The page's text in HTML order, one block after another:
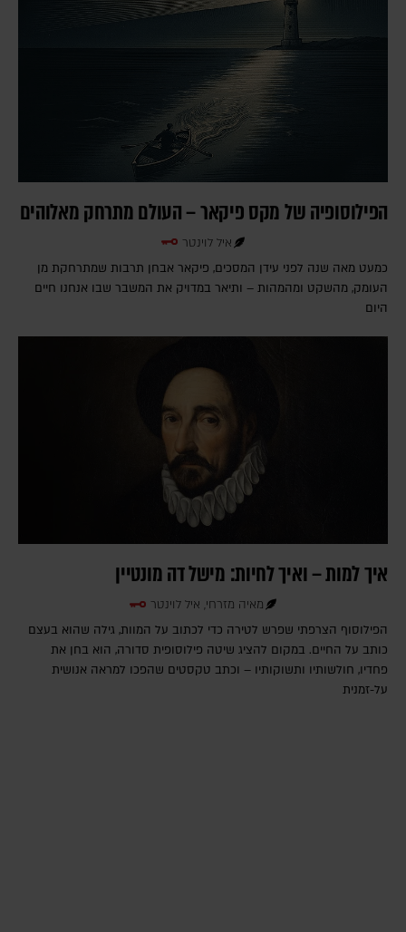
הפילוסופיה של מקס פיקאר – העולם מתרחק מאלוהים
איל לוינטר
כמעט מאה שנה לפני עידן המסכים, פיקאר אבחן תרבות שמתרחקת מן
העומק, מהשקט ומהמהות – ותיאר במדויק את המשבר שבו אנחנו חיים
היום
איך למות – ואיך לחיות: מישל דה מונטיין
מאיה מזרחי, איל לוינטר
הפילוסוף הצרפתי שפרש לטירה כדי לכתוב על המוות, גילה שהוא בעצם
כותב על החיים. במקום להציג שיטה פילוסופית סדורה, הוא בחן את
פחדיו, חולשותיו ותשוקותיו – וכתב טקסטים שהפכו למראה אנושית
על-זמנית